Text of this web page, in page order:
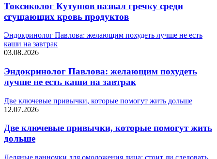
Токсиколог Кутушов назвал гречку среди
сгущающих кровь продуктов
Эндокринолог Павлова: желающим похудеть лучше не есть
каши на завтрак
03.08.2026
Эндокринолог Павлова: желающим похудеть
лучше не есть каши на завтрак
Две ключевые привычки, которые помогут жить дольше
12.07.2026
Две ключевые привычки, которые помогут жить
дольше